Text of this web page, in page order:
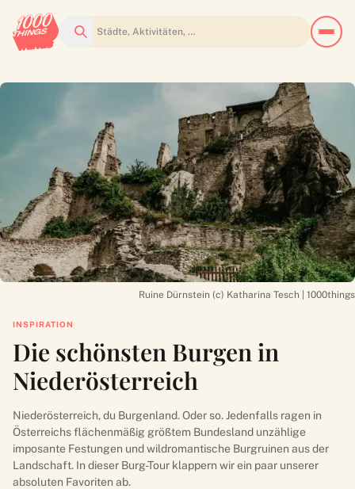
Suchen
Ruine Dürnstein (c) Katharina Tesch | 1000things
INSPIRATION
Die schönsten Burgen in
Niederösterreich
Niederösterreich, du Burgenland. Oder so. Jedenfalls ragen in
Österreichs flächenmäßig größtem Bundesland unzählige
imposante Festungen und wildromantische Burgruinen aus der
Landschaft. In dieser Burg-Tour klappern wir ein paar unserer
absoluten Favoriten ab.